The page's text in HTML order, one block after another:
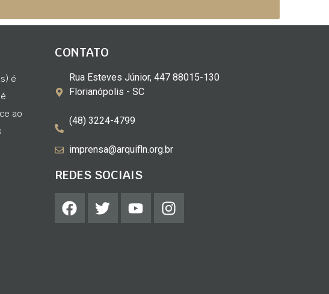
é
ao
CONTATO
Rua Esteves Júnior, 447 88015-130
Florianópolis - SC
(48) 3224-4799
imprensa@arquifln.org.br
REDES SOCIAIS